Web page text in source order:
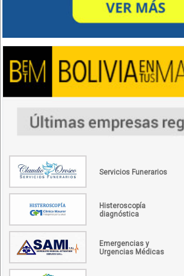
Servicios Funerarios
Histeroscopía
diagnóstica
Emergencias y
Urgencias Médicas